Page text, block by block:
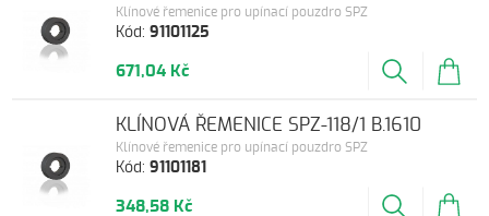
Kód:91101125
Klínové řemenice pro upínací pouzdro SPZ
671,04 Kč
Kód:91101181
Klínové řemenice pro upínací pouzdro SPZ
KLÍNOVÁ ŘEMENICE SPZ-118/1 B.1610
348,58 Kč